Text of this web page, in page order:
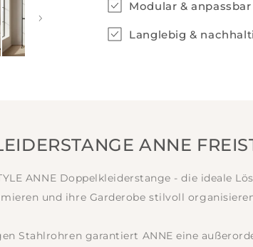
Modular & anpassbar
Langlebig &
ANNE
ANNE Doppelkleiderstange - die ideale
und ihre Garderobe stilvoll
Stahlrohren garantiert ANNE eine